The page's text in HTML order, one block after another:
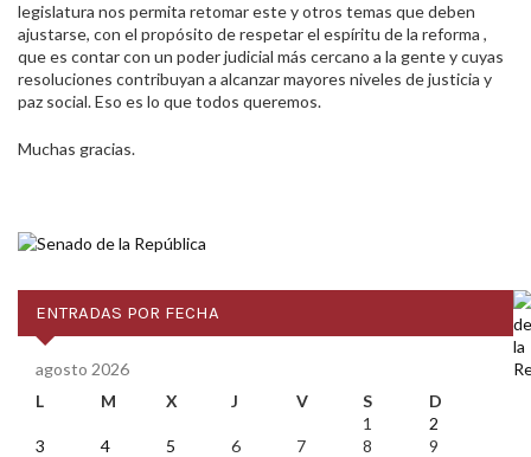
legislatura nos permita retomar este y otros temas que deben
ajustarse, con el propósito de respetar el espíritu de la reforma ,
que es contar con un poder judicial más cercano a la gente y cuyas
resoluciones contribuyan a alcanzar mayores niveles de justicia y
paz social. Eso es lo que todos queremos.
Muchas gracias.
ENTRADAS POR FECHA
agosto 2026
L
M X J V S
D
1
2
3
4 5 6 7 8
9